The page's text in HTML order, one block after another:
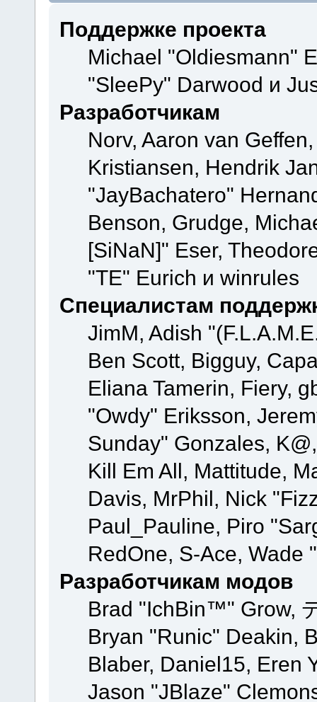
Поддержке проекта
Michael "Oldiesmann"
"SleePy" Darwood и
Разработчикам
Norv, Aaron van
Kristiansen, Hendrik
"JayBachatero"
Benson, Grudge,
[SiNaN]" Eser,
"TE" Eurich и winrules
Специалистам
JimM, Adish
Ben Scott, Bigguy,
Eliana Tamerin, Fiery,
"Owdy" Eriksson,
Sunday" Gonzales,
Kill Em All, Mattitude,
Davis, MrPhil, Nick
Paul_Pauline, Piro
RedOne, S-Ace,
Разработчикам модов
Brad "IchBin™" Grow,
Bryan "Runic" Deakin,
Blaber, Daniel15, Eren
Jason "JBlaze"